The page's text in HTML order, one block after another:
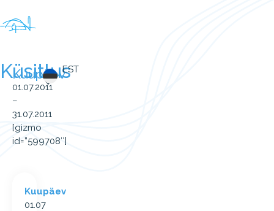
EST
Küsitlus
Kuupäev
01.07.2011
–
31.07.2011
[gizmo
id=”599708″]
Kuupäev
01.07